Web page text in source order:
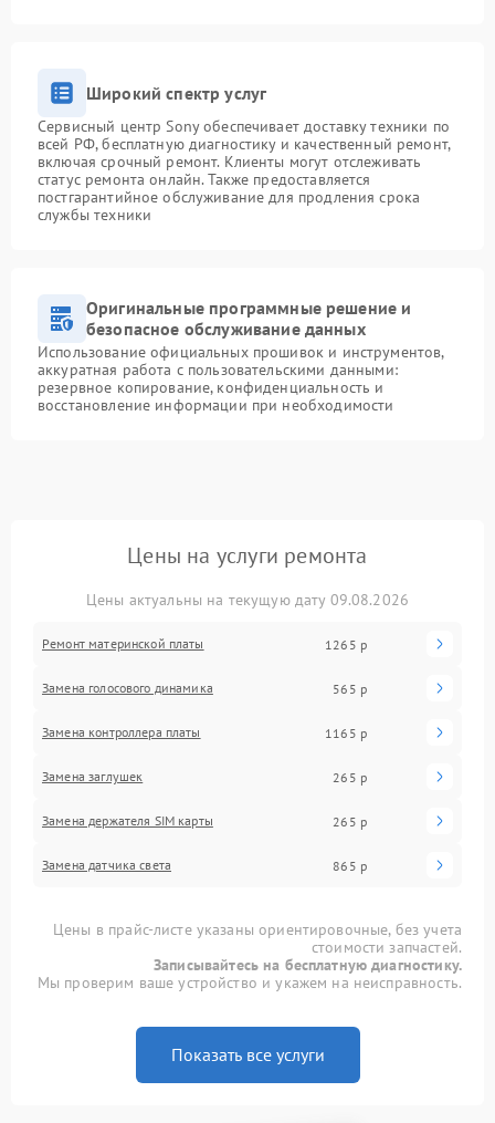
Широкий спектр услуг
Сервисный центр Sony обеспечивает доставку техники по
всей РФ, бесплатную диагностику и качественный ремонт,
включая срочный ремонт. Клиенты могут отслеживать
статус ремонта онлайн. Также предоставляется
постгарантийное обслуживание для продления срока
службы техники
Оригинальные программные решение и
безопасное обслуживание данных
Использование официальных прошивок и инструментов,
аккуратная работа с пользовательскими данными:
резервное копирование, конфиденциальность и
восстановление информации при необходимости
Цены на услуги ремонта
Цены актуальны на текущую дату 09.08.2026
Ремонт материнской платы 1265 р
Замена голосового динамика 565 р
Замена контроллера платы 1165 р
Замена заглушек 265 р
Замена держателя SIM карты 265 р
Замена датчика света 865 р
Цены в прайс-листе указаны ориентировочные, без учета
стоимости запчастей.
Записывайтесь на бесплатную диагностику.
Мы проверим ваше устройство и укажем на неисправность.
Показать все услуги